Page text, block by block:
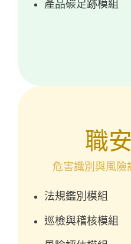
產品碳足跡模組
職
危害識別與風險
法規鑑別模組
巡檢與稽核模組